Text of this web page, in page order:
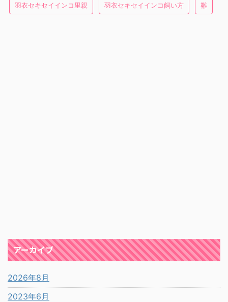
羽衣セキセイインコ里親 羽衣セキセイインコ飼い方 雛
アーカイブ
2026年8月
2023年6月